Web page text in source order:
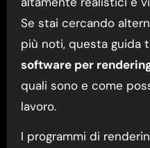
Se stai cercando
più noti, questa guida
software per
quali sono e come
lavoro.
I programmi di